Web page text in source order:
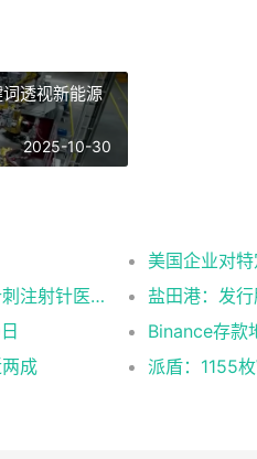
透视新能源
2025-10-30
三鑫医疗：获得一次性使用无菌防针刺注射针医疗器械注册证
Binance存款
成
派盾：1155